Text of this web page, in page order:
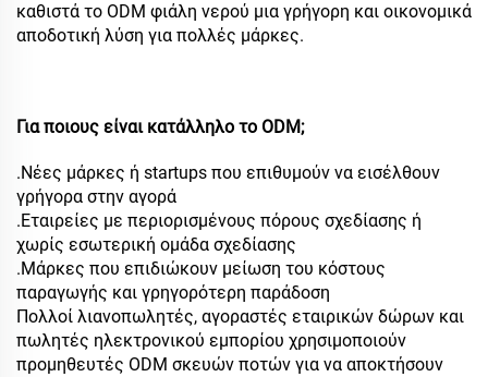
καθιστά το ODM φιάλη νερού μια γρήγορη και οικονομικά
αποδοτική λύση για πολλές μάρκες.
Για ποιους είναι κατάλληλο το ODM;
.Νέες μάρκες ή startups που επιθυμούν να εισέλθουν
γρήγορα στην αγορά
.Εταιρείες με περιορισμένους πόρους σχεδίασης ή
χωρίς εσωτερική ομάδα σχεδίασης
.Μάρκες που επιδιώκουν μείωση του κόστους
παραγωγής και γρηγορότερη παράδοση
Πολλοί λιανοπωλητές, αγοραστές εταιρικών δώρων και
πωλητές ηλεκτρονικού εμπορίου χρησιμοποιούν
προμηθευτές ODM σκευών ποτών για να αποκτήσουν